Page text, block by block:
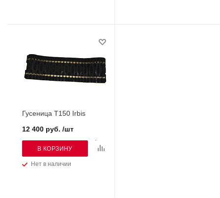
Гусеница Т150 Irbis
Нет в наличии
12 400 руб. /шт
В КОРЗИНУ